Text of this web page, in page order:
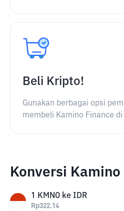
Beli Kripto!
Gunakan berbagai opsi
membeli Kamino Finance
Konversi Kamino
1 KMNO ke IDR
Rp322.14